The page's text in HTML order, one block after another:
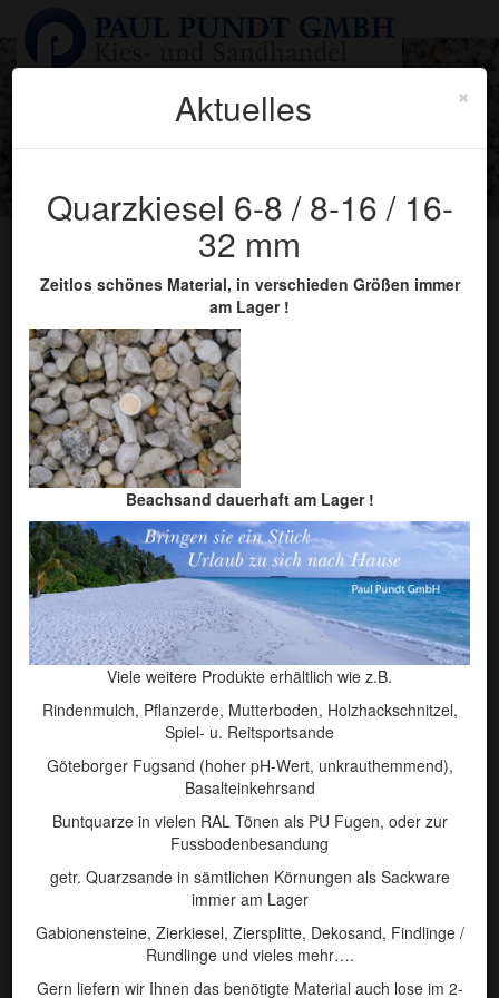
Toggle
Sie sind hier:Startseite» Produkte
Produkte
Produkte
Füll- und Abstreumaterial - Siliciumcarbid
[ Art. Nr.:178 ]
Siliciumcarbid F020
Öffnungszeiten
×
Aktuelles
Quarzkiesel 6-8 / 8-16 / 16-
32 mm
Zeitlos schönes Material, in verschieden Größen immer
am Lager !
Beachsand dauerhaft am Lager !
Viele weitere Produkte erhältlich wie z.B.
Rindenmulch, Pflanzerde, Mutterboden, Holzhackschnitzel,
Spiel- u. Reitsportsande
Göteborger Fugsand (hoher pH-Wert, unkrauthemmend),
Basalteinkehrsand
Buntquarze in vielen RAL Tönen als PU Fugen, oder zur
Fussbodenbesandung
getr. Quarzsande in sämtlichen Körnungen als Sackware
immer am Lager
Gabionensteine, Zierkiesel, Ziersplitte, Dekosand, Findlinge /
Rundlinge und vieles mehr….
Gern liefern wir Ihnen das benötigte Material auch lose im 2-